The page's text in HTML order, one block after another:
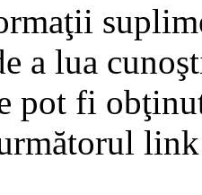
a lua
pot fi